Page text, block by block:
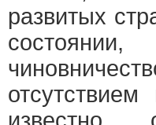
развитых